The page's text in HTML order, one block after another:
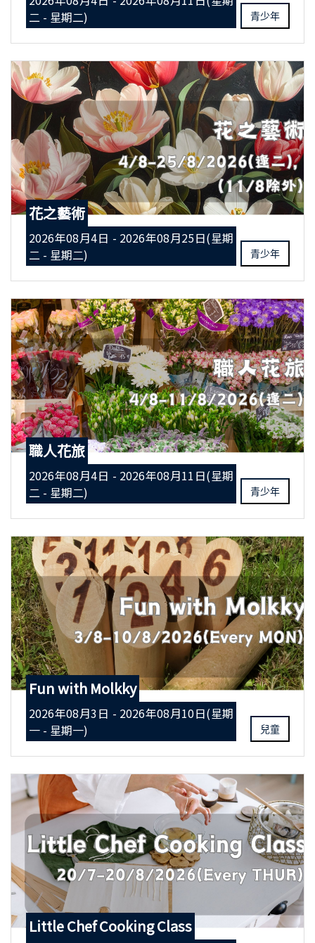
二 - 星期二)
青少年
花之藝術
2026年08月4日 - 2026年08月25日(星期
二 - 星期二)
青少年
職人花旅
2026年08月4日 - 2026年08月11日(星期
二 - 星期二)
青少年
Fun with Molkky
2026年08月3日 - 2026年08月10日(星期
一 - 星期一)
兒童
Little Chef Cooking Class